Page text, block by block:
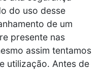
do uso desse
de um
presente nas
assim tentamos
utilização. Antes de